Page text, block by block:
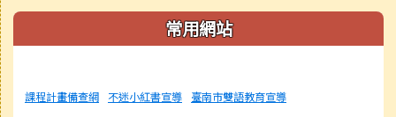
常用網站
課程計畫備查網 不迷小紅書宣導 臺南市雙語教育宣導